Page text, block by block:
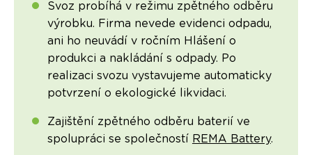
Svoz probíhá v režimu zpětného odběru
výrobku. Firma nevede evidenci odpadu,
ani ho neuvádí v ročním Hlášení o
produkci a nakládání s odpady. Po
realizaci svozu vystavujeme automaticky
potvrzení o ekologické likvidaci.
Zajištění zpětného odběru baterií ve
spolupráci se společností REMA Battery.